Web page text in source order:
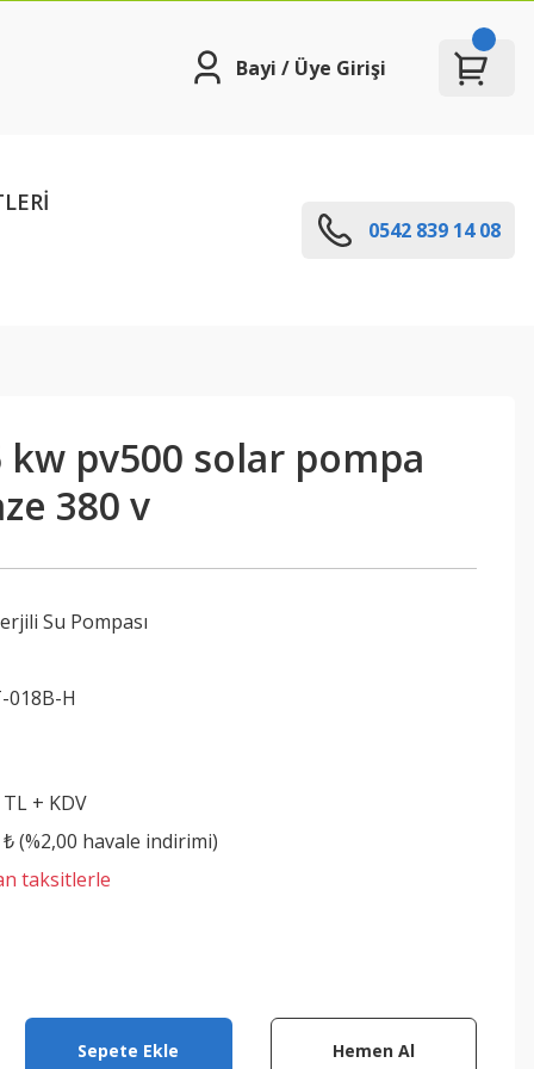
Bayi / Üye Girişi
0542 839 14 08
kw pv500 solar pompa
380 v
Su Pompası
018B-H
+ KDV
(%2,00 havale indirimi)
taksitlerle
Sepete Ekle Hemen Al